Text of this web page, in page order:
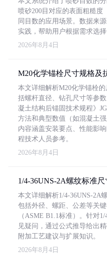
喷砂200目对应的表面粗糙度
同目数的应用场景。数据来
实践，帮助用户根据需求选择
2026年8月4日
M20化学锚栓尺寸规格及
本文详细解析M20化学锚栓
括螺杆直径、钻孔尺寸等参
凝土结构后锚固技术规程》
方法和典型数值（如混凝土强
内容涵盖安装要点、性能影
程技术人员参考。
2026年8月4日
1/4-36UNS-2A螺纹标准尺
本文详细解析1/4-36UNS-2A
包括外径、螺距、公差等关
（ASME B1.1标准）。针对
见疑问，通过公式推导给出
附加工艺建议与扩展知识。
2026年8月4日